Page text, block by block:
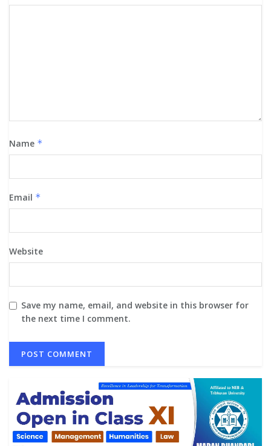
Name *
Email *
Website
Save my name, email, and website in this browser for
the next time I comment.